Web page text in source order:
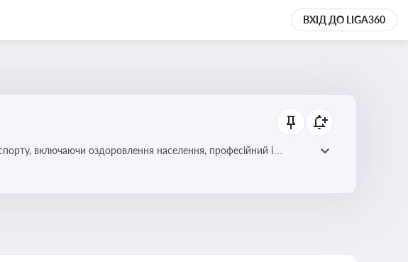
ВХІД ДО LIGA360
включаючи оздоровлення населення, професійний і